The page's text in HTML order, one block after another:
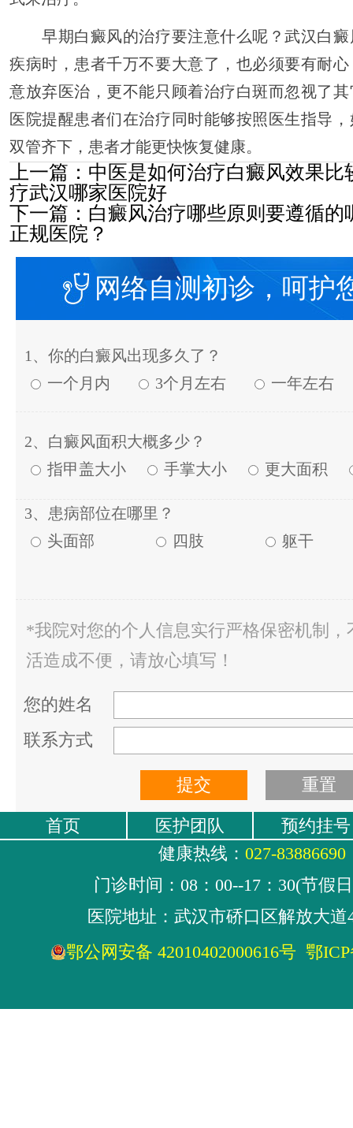
早期白癜风的治疗要注意什么呢？武汉白癜
疾病时，患者千万不要大意了，也必须要有耐
意放弃医治，更不能只顾着治疗白斑而忽视了
医院提醒患者们在治疗同时能够按照医生指导
双管齐下，患者才能更快恢复健康。
上一篇： 中医是如何治疗白癜风效果比
疗武汉哪家医院好
下一篇： 白癜风治疗哪些原则要遵循的
正规医院？
网络自测初诊，呵护
1、你的白癜风出现多久了？
一个月内
3个月左右 一年左右
2、白癜风面积大概多少？
指甲盖大小
手掌大小 更大面积
3、患病部位在哪里？
头面部
四肢 躯干
*我院对您的个人信息实行严格保密机制，
活造成不便，请放心填写！
您的姓名
联系方式
首页 医护团队
预约挂号
健康热线： 027-83886690
门诊时间：08：00--17：30(节假
医院地址：武汉市硚口区解放大道
鄂公网安备 42010402000616号 鄂